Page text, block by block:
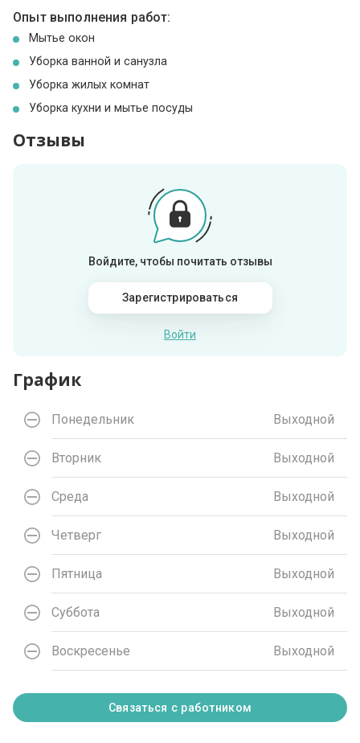
Опыт выполнения работ:
Мытье окон
Уборка ванной и санузла
Уборка жилых комнат
Уборка кухни и мытье посуды
Отзывы
Войдите, чтобы почитать отзывы
Зарегистрироваться
Войти
График
Понедельник Выходной
Вторник Выходной
Среда Выходной
Четверг Выходной
Пятница Выходной
Суббота Выходной
Воскресенье Выходной
Связаться с работником